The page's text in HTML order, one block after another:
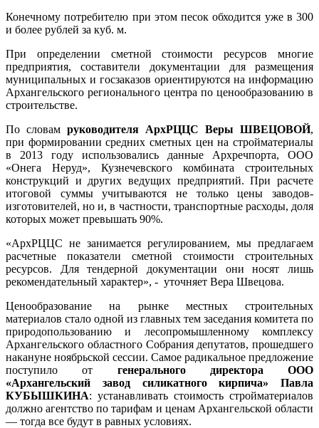
Конечному потребителю при этом песок обходится уже в 300
и более рублей за куб. м.
При определении сметной стоимости ресурсов многие
предприятия, составители документации для размещения
муниципальных и госзаказов ориентируются на информацию
Архангельского регионального центра по ценообразованию в
строительстве.
По словам руководителя АрхРЦЦС Веры ШВЕЦОВОЙ,
при формировании средних сметных цен на стройматериалы
в 2013 году использовались данные Архречпорта, ООО
«Онега Неруд», Кузнечевского комбината строительных
конструкций и других ведущих предприятий. При расчете
итоговой суммы учитываются не только цены заводов-
изготовителей, но и, в частности, транспортные расходы, доля
которых может превышать 90%.
«АрхРЦЦС не занимается регулированием, мы предлагаем
расчетные показатели сметной стоимости строительных
ресурсов. Для тендерной документации они носят лишь
рекомендательный характер», - уточняет Вера Швецова.
Ценообразование на рынке местных строительных
материалов стало одной из главных тем заседания комитета по
природопользованию и лесопромышленному комплексу
Архангельского областного Собрания депутатов, прошедшего
накануне ноябрьской сессии. Самое радикальное предложение
поступило от генерального директора ООО
«Архангельский завод силикатного кирпича» Павла
КУБЫШКИНА: устанавливать стоимость стройматериалов
должно агентство по тарифам и ценам Архангельской области
— тогда все будут в равных условиях.